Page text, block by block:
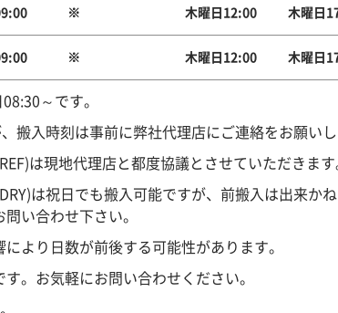
※ 木曜日12:00 木曜日
※ 木曜日12:00 木曜日
～です。
搬入時刻は事前に弊社代理店にご連絡をお願いし
は現地代理店と都度協議とさせていただきます
は祝日でも搬入可能ですが、前搬入は出来か
い合わせ下さい。
より日数が前後する可能性があります。
。お気軽にお問い合わせください。